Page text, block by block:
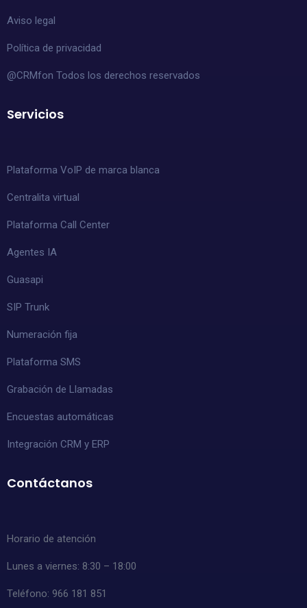
Aviso legal
Política de privacidad
@CRMfon Todos los derechos reservados
Servicios
Plataforma VoIP de marca blanca
Centralita virtual
Plataforma Call Center
Agentes IA
Guasapi
SIP Trunk
Numeración fija
Plataforma SMS
Grabación de Llamadas
Encuestas automáticas
Integración CRM y ERP
Contáctanos
Horario de atención
Lunes a viernes: 8:30 – 18:00
Teléfono: 966 181 851